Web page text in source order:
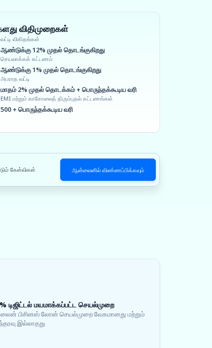
விதிமுறைகள்
வட்டி விகிதங்கள்
ஆண்டுக்கு 12% முதல் தொடங்குகிறது
செயலாக்கக் கட்டணம்
ஆண்டுக்கு 1% முதல் தொடங்குகிறது
அபராத வட்டி
மாதம் 2% முதல் தொடக்கம் + பொருந்தக்கூடிய வரி
EMI மற்றும் காசோலைத் திரும்புதல் கட்டணங்கள்
500 + பொருந்தக்கூடிய வரி
கேள்விகள் ஆன்லைனில் விண்ணப்பிக்கவும்
டிஜிட்டல் மயமாக்கப்பட்ட செயல்முறை
பிசினஸ் லோன் செயல்முறை வேகமானது மற்றும்
இல்லாதது